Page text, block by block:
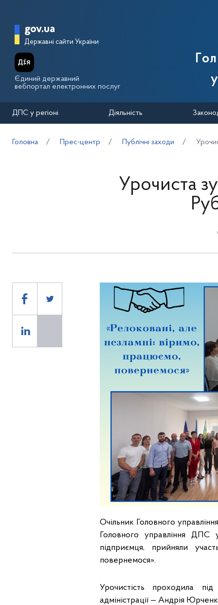
Головна сторінка Державної
gov.ua
Державні сайти України
Єдиний державний
вебпортал електронних послуг
ДПС у регіоні Діяльність
Головна Прес-центр Публічні заходи
Урочиста
Очільник Головного
Головного управління ДПС
підприємця, прийняли
повернемося».
Урочистість проходила під
адміністрації — Андрія